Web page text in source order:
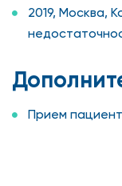
2019, Москва,
Прием